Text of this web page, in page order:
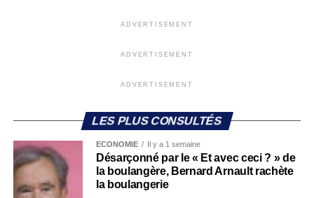
ADVERTISEMENT
ADVERTISEMENT
ADVERTISEMENT
LES PLUS CONSULTÉS
ECONOMIE Il y a 1 semaine
Désarçonné par le « Et avec ceci ? » de
la boulangère, Bernard Arnault rachète
la boulangerie